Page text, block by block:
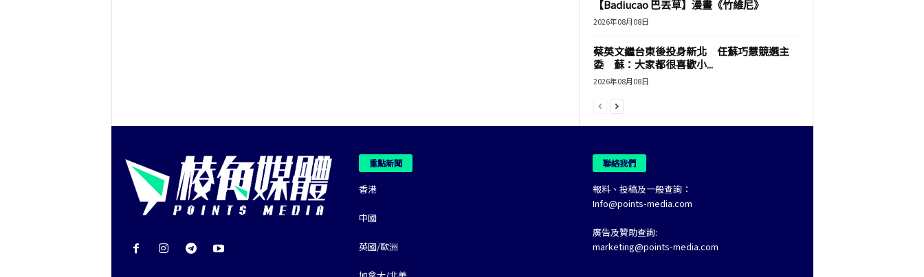
【Badiucao 巴丟草】漫畫《竹維尼》
2026年08月08日
蔡英文繼台東後投身新北 任蘇巧慧競選主
委 蘇：大家都很喜歡小...
2026年08月08日
重點新聞
香港
中國
英國/歐洲
聯絡我們
報料、投稿及一般查詢：
Info@points-media.com
廣告及贊助查詢:
marketing@points-media.com